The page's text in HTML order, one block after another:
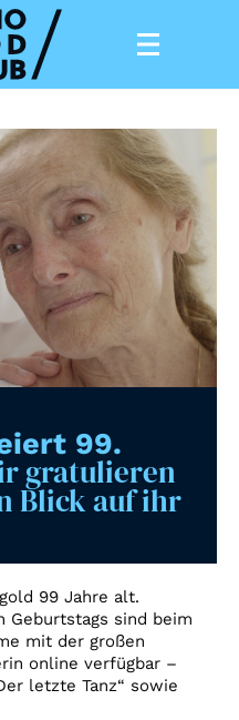
99.
gratulieren
Blick auf ihr
99 Jahre alt.
Geburtstags sind beim
mit der großen
online verfügbar –
letzte Tanz“ sowie